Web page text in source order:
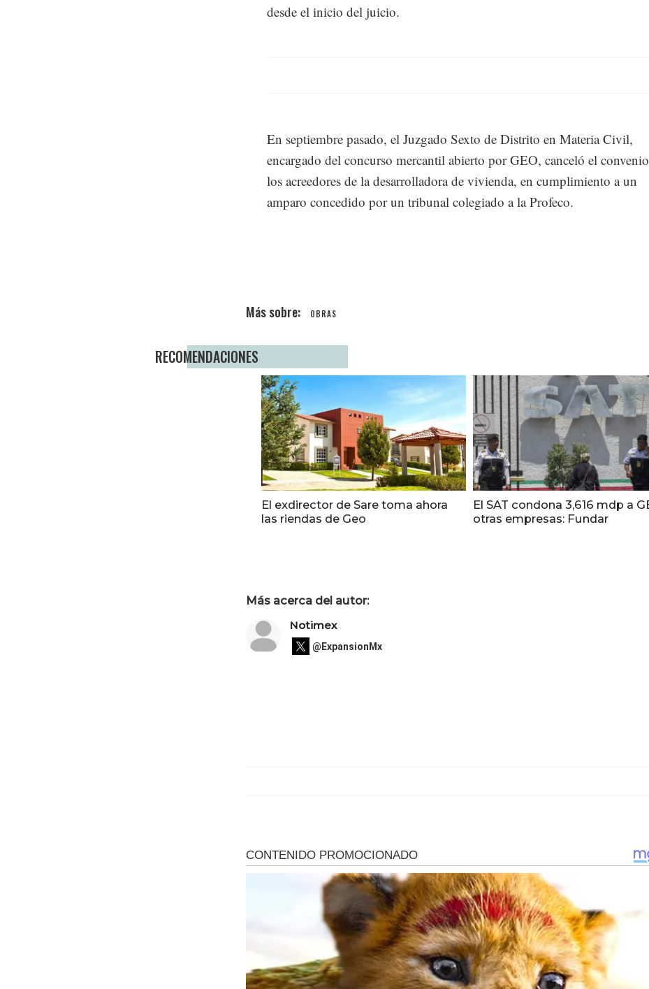
desde el inicio del juicio.
En septiembre pasado, el Juzgado Sexto de Distrito en Materia Civil,
encargado del concurso mercantil abierto por GEO, canceló el
los acreedores de la desarrolladora de vivienda, en cumplimiento a un
amparo concedido por un tribunal colegiado a la Profeco.
OBRAS
RECOMENDACIONES
El exdirector de Sare toma ahora
las riendas de Geo
El SAT condona 3,616 mdp a
otras empresas: Fundar
Más acerca del autor:
Notimex
@ExpansionMx